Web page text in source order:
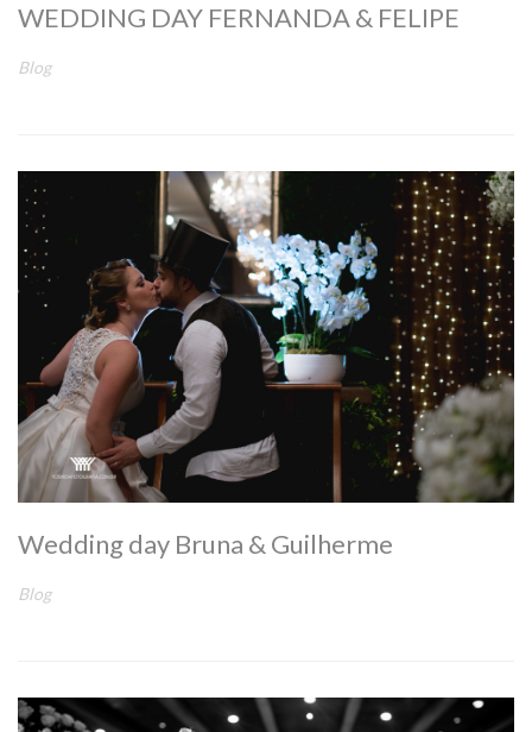
WEDDING DAY FERNANDA & FELIPE
Blog
Wedding day Bruna & Guilherme
Blog